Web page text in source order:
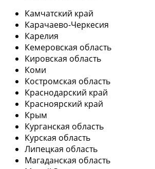
Камчатский край
Карачаево-Черкесия
Карелия
Кемеровская область
Кировская область
Коми
Костромская область
Краснодарский край
Красноярский край
Крым
Курганская область
Курская область
Липецкая область
Магаданская область